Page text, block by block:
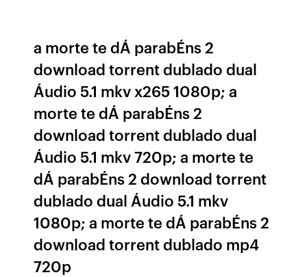
a morte te dÁ parabÉns 2
download torrent dublado dual
Áudio 5.1 mkv x265 1080p; a
morte te dÁ parabÉns 2
download torrent dublado dual
Áudio 5.1 mkv 720p; a morte te
dÁ parabÉns 2 download torrent
dublado dual Áudio 5.1 mkv
1080p; a morte te dÁ parabÉns 2
download torrent dublado mp4
720p